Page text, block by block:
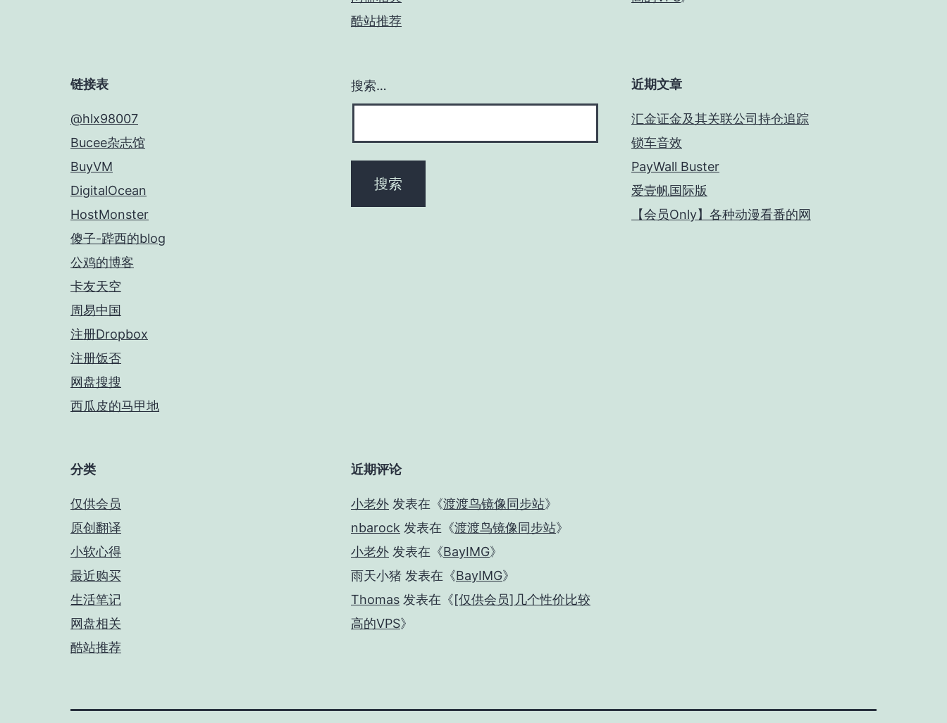
酷站推荐
链接表
@hlx98007
Bucee杂志馆
BuyVM
DigitalOcean
HostMonster
傻子-跸西的blog
公鸡的博客
卡友天空
周易中国
注册Dropbox
注册饭否
网盘搜搜
西瓜皮的马甲地
搜索… 近期文章
汇金证金及其关联公司持仓追踪
锁车音效
PayWall Buster
爱壹帆国际版
【会员Only】各种动漫看番的网
分类
仅供会员
原创翻译
小软心得
最近购买
生活笔记
网盘相关
酷站推荐
近期评论
小老外 发表在《渡渡鸟镜像同步站》
nbarock 发表在《渡渡鸟镜像同步站》
小老外 发表在《BayIMG》
雨天小猪 发表在《BayIMG》
Thomas 发表在《[仅供会员]几个性价比较
高的VPS》